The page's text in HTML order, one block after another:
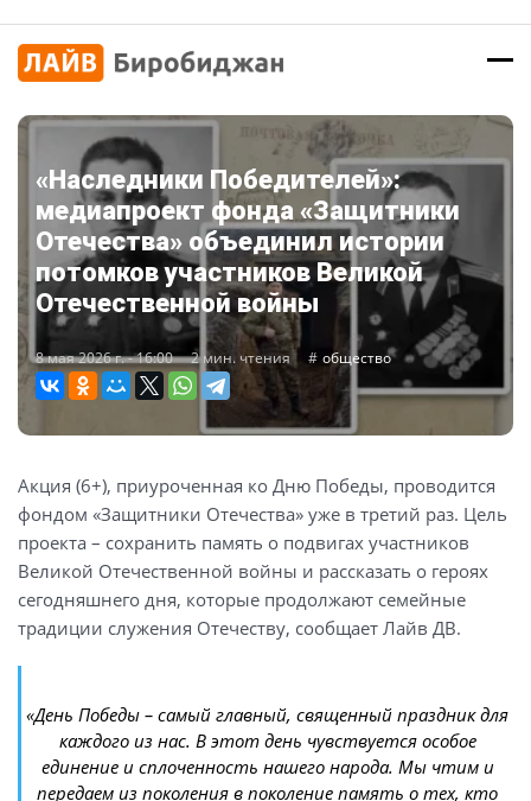
«Наследники Победителей»:
медиапроект фонда «Защитники
Отечества» объединил истории
потомков участников Великой
Отечественной войны
8 мая 2026 г. - 16:00 2 мин. чтения общество
Акция (6+), приуроченная ко Дню Победы, проводится
фондом «Защитники Отечества» уже в третий раз. Цель
проекта – сохранить память о подвигах участников
Великой Отечественной войны и рассказать о героях
сегодняшнего дня, которые продолжают семейные
традиции служения Отечеству, сообщает Лайв ДВ.
«День Победы – самый главный, священный праздник для
каждого из нас. В этот день чувствуется особое
единение и сплоченность нашего народа. Мы чтим и
передаем из поколения в поколение память о тех, кто